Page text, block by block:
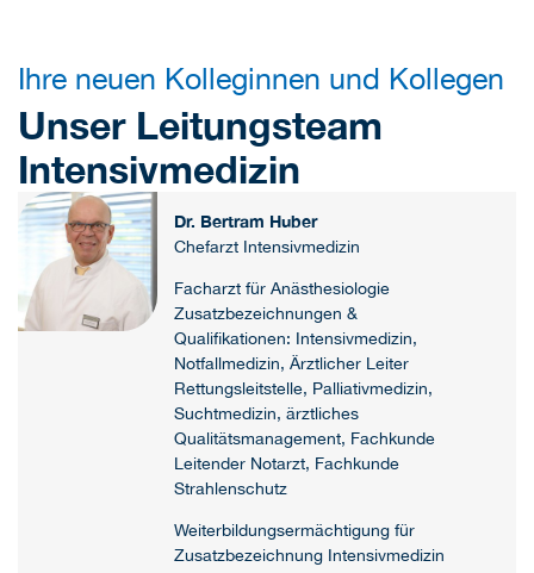
Ihre neuen Kolleginnen und Kollegen
Unser Leitungsteam
Intensivmedizin
Dr. Bertram Huber
Chefarzt Intensivmedizin
Facharzt für Anästhesiologie
Zusatzbezeichnungen &
Qualifikationen: Intensivmedizin,
Notfallmedizin, Ärztlicher Leiter
Rettungsleitstelle, Palliativmedizin,
Suchtmedizin, ärztliches
Qualitätsmanagement, Fachkunde
Leitender Notarzt, Fachkunde
Strahlenschutz
Weiterbildungsermächtigung für
Zusatzbezeichnung Intensivmedizin